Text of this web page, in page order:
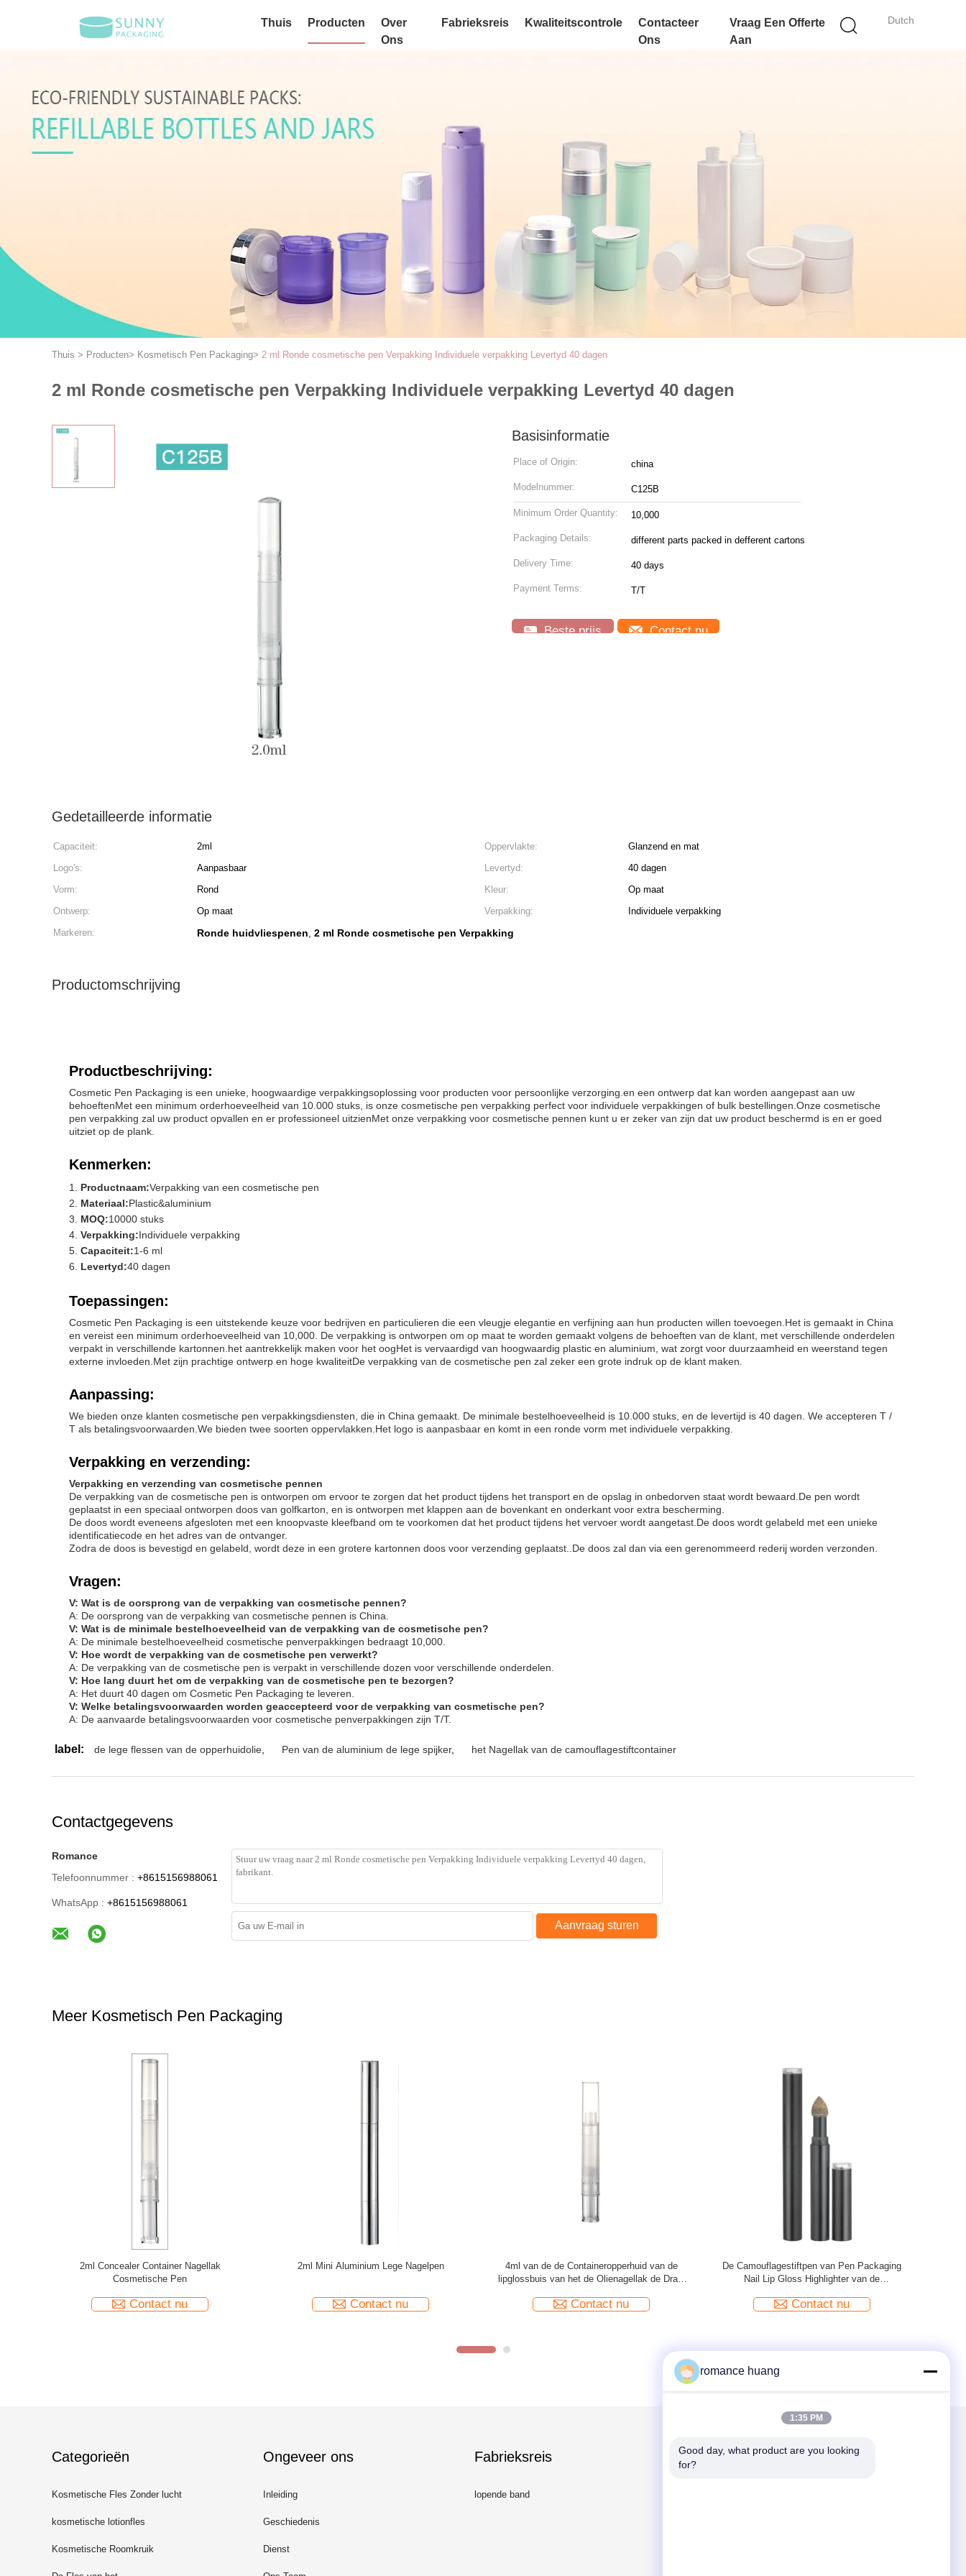
Dutch
Thuis Producten
Over
Ons
Fabrieksreis Kwaliteitscontrole
Contacteer
Ons
Vraag Een Offerte
Aan
Thuis > Producten> Kosmetisch Pen Packaging> 2 ml Ronde cosmetische pen Verpakking Individuele verpakking Levertyd 40 dagen
2 ml Ronde cosmetische pen Verpakking Individuele verpakking Levertyd 40 dagen
Basisinformatie
Place of Origin: china
Modelnummer: C125B
Minimum Order Quantity: 10,000
Packaging Details: different parts packed in defferent cartons
Delivery Time: 40 days
Payment Terms: T/T
Beste prijs Contact nu
Gedetailleerde informatie
Capaciteit: 2ml Oppervlakte:
Glanzend en mat
Logo's:
Aanpasbaar Levertyd:
40 dagen
Vorm:
Rond Kleur:
Op maat
Ontwerp:
Op maat Verpakking:
Individuele verpakking
Markeren:
Ronde huidvliespenen, 2 ml Ronde cosmetische pen Verpakking
Productomschrijving
Productbeschrijving:
Cosmetic Pen Packaging is een unieke, hoogwaardige verpakkingsoplossing voor producten voor persoonlijke verzorging.en een ontwerp dat kan worden aangepast aan uw
behoeftenMet een minimum orderhoeveelheid van 10.000 stuks, is onze cosmetische pen verpakking perfect voor individuele verpakkingen of bulk bestellingen.Onze cosmetische
pen verpakking zal uw product opvallen en er professioneel uitzienMet onze verpakking voor cosmetische pennen kunt u er zeker van zijn dat uw product beschermd is en er goed
uitziet op de plank.
Kenmerken:
Productnaam:Verpakking van een cosmetische pen
Materiaal:Plastic&aluminium
MOQ:10000 stuks
Verpakking:Individuele verpakking
Capaciteit:1-6 ml
Levertyd:40 dagen
Toepassingen:
Cosmetic Pen Packaging is een uitstekende keuze voor bedrijven en particulieren die een vleugje elegantie en verfijning aan hun producten willen toevoegen.Het is gemaakt in China
en vereist een minimum orderhoeveelheid van 10,000. De verpakking is ontworpen om op maat te worden gemaakt volgens de behoeften van de klant, met verschillende onderdelen
verpakt in verschillende kartonnen.het aantrekkelijk maken voor het oogHet is vervaardigd van hoogwaardig plastic en aluminium, wat zorgt voor duurzaamheid en weerstand tegen
externe invloeden.Met zijn prachtige ontwerp en hoge kwaliteitDe verpakking van de cosmetische pen zal zeker een grote indruk op de klant maken.
Aanpassing:
We bieden onze klanten cosmetische pen verpakkingsdiensten, die in China gemaakt. De minimale bestelhoeveelheid is 10.000 stuks, en de levertijd is 40 dagen. We accepteren T /
T als betalingsvoorwaarden.We bieden twee soorten oppervlakken.Het logo is aanpasbaar en komt in een ronde vorm met individuele verpakking.
Verpakking en verzending:
Verpakking en verzending van cosmetische pennen
De verpakking van de cosmetische pen is ontworpen om ervoor te zorgen dat het product tijdens het transport en de opslag in onbedorven staat wordt bewaard.De pen wordt
geplaatst in een speciaal ontworpen doos van golfkarton, en is ontworpen met klappen aan de bovenkant en onderkant voor extra bescherming.
De doos wordt eveneens afgesloten met een knoopvaste kleefband om te voorkomen dat het product tijdens het vervoer wordt aangetast.De doos wordt gelabeld met een unieke
identificatiecode en het adres van de ontvanger.
Zodra de doos is bevestigd en gelabeld, wordt deze in een grotere kartonnen doos voor verzending geplaatst..De doos zal dan via een gerenommeerd rederij worden verzonden.
Vragen:
V: Wat is de oorsprong van de verpakking van cosmetische pennen?
A: De oorsprong van de verpakking van cosmetische pennen is China.
V: Wat is de minimale bestelhoeveelheid van de verpakking van de cosmetische pen?
A: De minimale bestelhoeveelheid cosmetische penverpakkingen bedraagt 10,000.
V: Hoe wordt de verpakking van de cosmetische pen verwerkt?
A: De verpakking van de cosmetische pen is verpakt in verschillende dozen voor verschillende onderdelen.
V: Hoe lang duurt het om de verpakking van de cosmetische pen te bezorgen?
A: Het duurt 40 dagen om Cosmetic Pen Packaging te leveren.
V: Welke betalingsvoorwaarden worden geaccepteerd voor de verpakking van cosmetische pen?
A: De aanvaarde betalingsvoorwaarden voor cosmetische penverpakkingen zijn T/T.
label: de lege flessen van de opperhuidolie Pen van de aluminium de lege spijker, het Nagellak van de camouflagestiftcontainer
Contactgegevens
Romance
Telefoonnummer : +8615156988061
WhatsApp : +8615156988061
Aanvraag sturen
Meer Kosmetisch Pen Packaging
Het kosmetische van de Draaipen lip gloss
tubes 2.0ml van Draaipen container oil gel
Contact nu
2ML de kosmetische Pen Packaging Empty
Contact nu
6ML de lege Kosmetische Pen With Brush
Empty Cuticle-Ronde van Oliepennen pp
Contact nu
2.8ml kosmetische Pen Packaging Vacuum
Liquid Empty-Camouflagestiftbuis met
Contact nu
Categorieën
Kosmetische Fles Zonder lucht
kosmetische lotionfles
Kosmetische Roomkruik
Ongeveer ons
Inleiding
Geschiedenis
Dienst
Fabrieksreis
lopende band
Mail ons
romance huang
1:35 PM
Good day, what product are you looking
for?